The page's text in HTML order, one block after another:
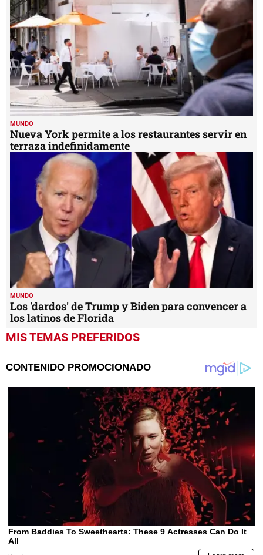
MUNDO
Nueva York permite a los restaurantes servir en
terraza indefinidamente
MUNDO
Los 'dardos' de Trump y Biden para convencer a
los latinos de Florida
MIS TEMAS PREFERIDOS